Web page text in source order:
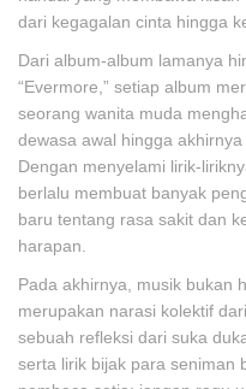
dari kegagalan cinta hingga
Dari album-album lamanya
“Evermore,” setiap album
seorang wanita muda
dewasa awal hingga
Dengan menyelami lirik-
berlalu membuat banyak
baru tentang rasa sakit dan
harapan.
Pada akhirnya, musik bukan
merupakan narasi kolektif
sebuah refleksi dari suka
serta lirik bijak para seniman